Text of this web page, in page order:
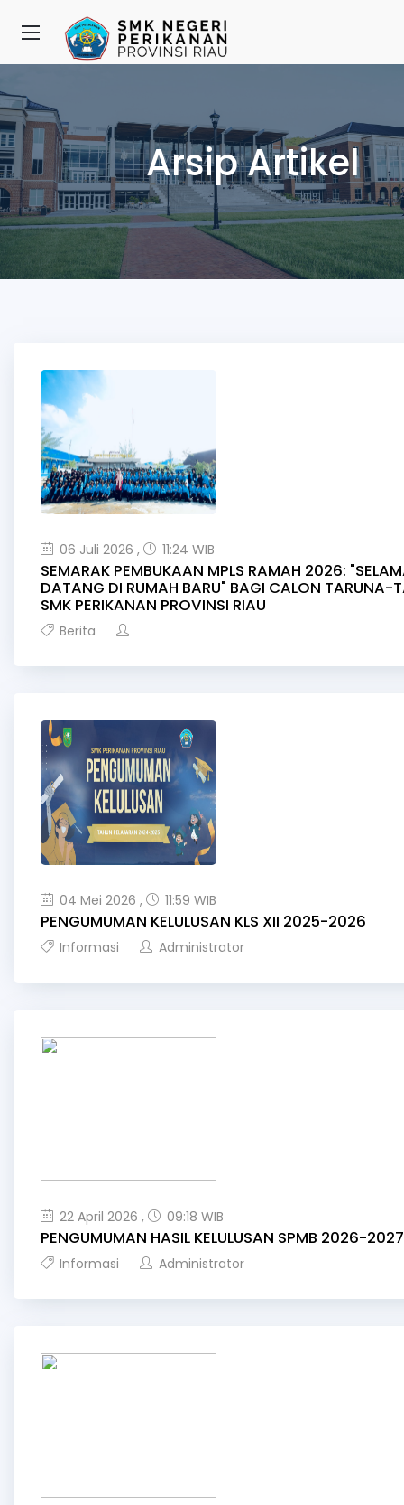
Arsip Artikel
06 Juli 2026 , 11:24 WIB
SEMARAK PEMBUKAAN MPLS RAMAH 2026:
DATANG DI RUMAH BARU" BAGI CALON TARUNA-
SMK PERIKANAN PROVINSI RIAU
Berita
04 Mei 2026 , 11:59 WIB
PENGUMUMAN KELULUSAN KLS XII 2025-2026
Informasi Administrator
22 April 2026 , 09:18 WIB
PENGUMUMAN HASIL KELULUSAN SPMB 2026-
Informasi Administrator